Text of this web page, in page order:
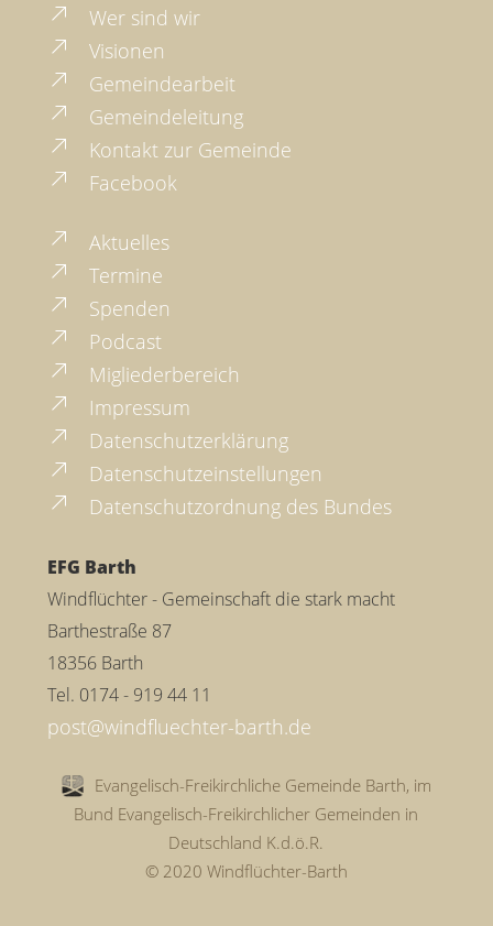
Wer sind wir
Visionen
Gemeindearbeit
Gemeindeleitung
Kontakt zur Gemeinde
Facebook
Aktuelles
Termine
Spenden
Podcast
Migliederbereich
Impressum
Datenschutzerklärung
Datenschutzeinstellungen
Datenschutzordnung des Bundes
EFG Barth
Windflüchter - Gemeinschaft die stark macht
Barthestraße 87
18356 Barth
Tel. 0174 - 919 44 11
Evangelisch-Freikirchliche Gemeinde Barth, im
Bund Evangelisch-Freikirchlicher Gemeinden in
Deutschland K.d.ö.R.
© 2020 Windflüchter-Barth